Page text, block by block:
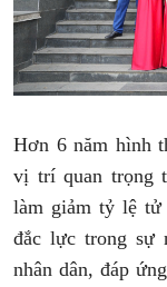
Hơn 6 năm hình
vị trí quan trọng
làm giảm tỷ lệ tử
đắc lực trong sự
nhân dân, đáp